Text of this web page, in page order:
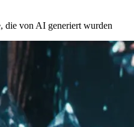
die von AI generiert wurden